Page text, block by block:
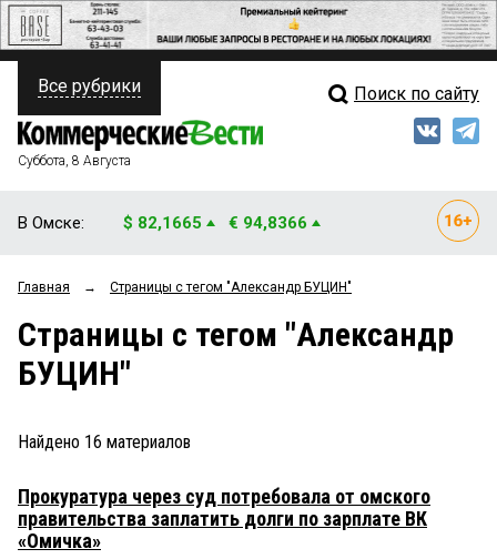
ПОЛИТИКА
ФИНАНСЫ
ОБЩЕСТВО
ЗАКОН
НОВОСТИ КОМПАНИЙ
ПРОИСШЕСТВИЯ
СТИЛЬ ЖИЗНИ
Свежий выпуск
Мнения
Рейтинги
Все рубрики Поиск по сайту
Суббота, 8 Августа
В Омске: $ 82,1665 € 94,8366
Главная → Страницы c тегом "Александр БУЦИН"
Страницы c тегом "Александр
БУЦИН"
Найдено 16 материалов
Прокуратура через суд потребовала от омского
правительства заплатить долги по зарплате ВК
«Омичка»